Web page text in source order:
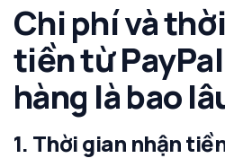
Chi phí và
tiền từ
hàng là bao
1. Thời gian nhận